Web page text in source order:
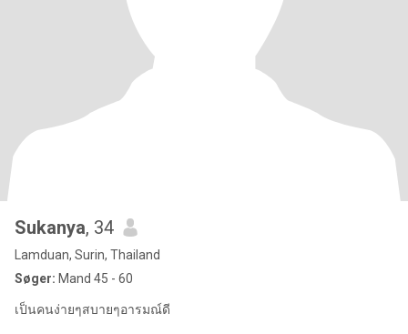
Sukanya, 34
Lamduan, Surin, Thailand
Søger: Mand 45 - 60
เป็นคนง่ายๆสบายๆอารมณ์ดี